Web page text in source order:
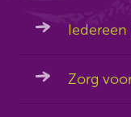
Zorg